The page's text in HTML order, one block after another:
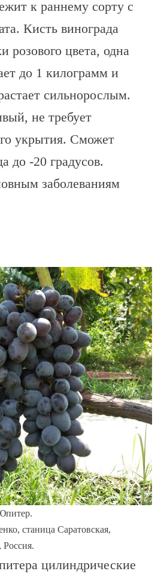
к раннему сорту с
Кисть винограда
розового цвета, одна
до 1 килограмм и
сильнорослым.
не требует
укрытия. Сможет
до -20 градусов.
заболеваниям
станица Саратовская,
Россия.
цилиндрические